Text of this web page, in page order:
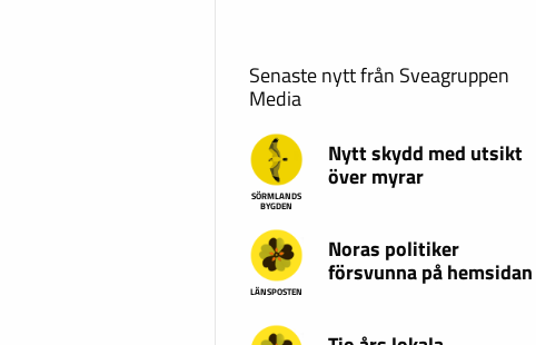
Senaste nytt från Sveagruppen
Media
SÖRMLANDS
BYGDEN
Nytt skydd med utsikt
över myrar
LÄNSPOSTEN
Noras politiker
försvunna på hemsidan